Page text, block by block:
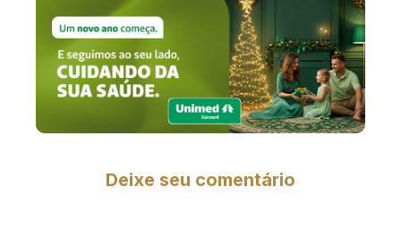
Deixe seu comentário